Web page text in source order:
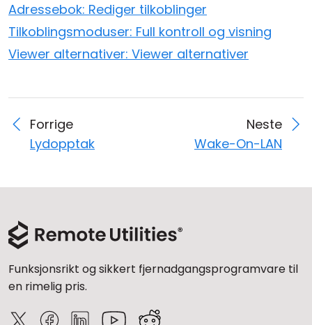
Adressebok: Rediger tilkoblinger
Tilkoblingsmoduser: Full kontroll og visning
Viewer alternativer: Viewer alternativer
Forrige
Lydopptak
Neste
Wake-On-LAN
Funksjonsrikt og sikkert fjernadgangsprogramvare til
en rimelig pris.